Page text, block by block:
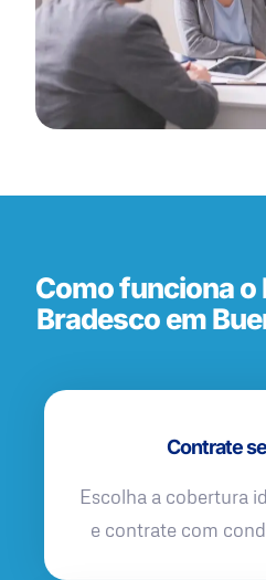
Como funciona o
Bradesco em
Contrate
Escolha a cobertura
e contrate com